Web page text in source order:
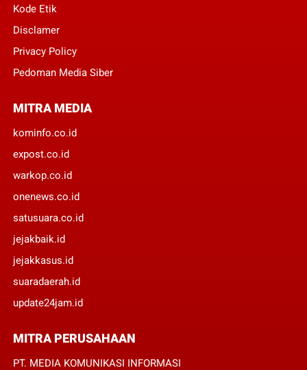
Kode Etik
Disclamer
Privacy Policy
Pedoman Media Siber
MITRA MEDIA
kominfo.co.id
expost.co.id
warkop.co.id
onenews.co.id
satusuara.co.id
jejakbaik.id
jejakkasus.id
suaradaerah.id
update24jam.id
MITRA PERUSAHAAN
PT. MEDIA KOMUNIKASI INFORMASI